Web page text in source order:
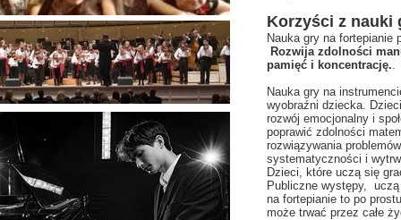
Korzyści z nauki
Nauka gry na
Rozwija zdolności
pamięć i koncentrację..
Nauka gry na
wyobraźni dziecka.
rozwój emocjonalny i
poprawić zdolności
rozwiązywania
systematyczności i
Dzieci, które uczą się
Publiczne występy,
na fortepianie to po
może trwać przez całe